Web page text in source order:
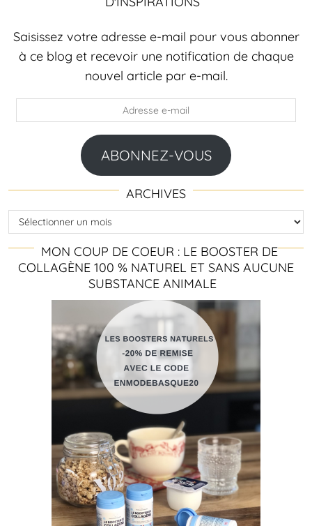
Saisissez votre adresse e-mail pour vous abonner
à ce blog et recevoir une notification de chaque
nouvel article par e-mail.
e-
ABONNEZ-VOUS
ARCHIVES
Archives
MON COUP DE COEUR : LE BOOSTER DE
COLLAGÈNE 100 % NATUREL ET SANS AUCUNE
SUBSTANCE ANIMALE